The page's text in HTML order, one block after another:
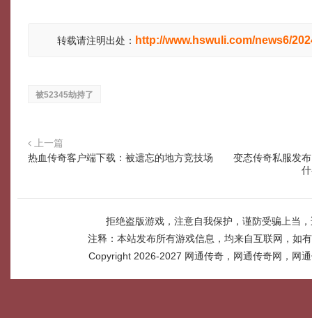
转载请注明出处： http://www.hswuli.com/news6/
被52345劫持了
上一篇
热血传奇客户端下载：被遗忘的地方竞技场
变态传奇私服发
拒绝盗版游戏，注意自我保护，谨防受骗上当
注释：本站发布所有游戏信息，均来自互联网，如
Copyright 2026-2027 网通传奇，网通传奇网，网